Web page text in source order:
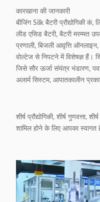
कारखाना की जानकारी
बीजिंग Silk बैटरी प्रौद्योगिकी
लीड एसिड बैटरी, बैटरी मरम्मत
प्रणाली, बिजली आवृत्ति
वोल्टेज से निपटने में विशेषज्ञ हैं।
जिसे सौर ऊर्जा संयंत्र भंडारण,
अलार्म सिस्टम, आपातकालीन
शीर्ष प्रौद्योगिकी, शीर्ष गुणवत्ता,
शामिल होने के लिए आपका स्वागत